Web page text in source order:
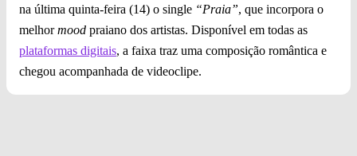
na última quinta-feira (14) o single “Praia”, que incorpora o
melhormood praiano dos artistas. Disponível em todas as
plataformas digitais, a faixa traz uma composição romântica e
chegou acompanhada de videoclipe.